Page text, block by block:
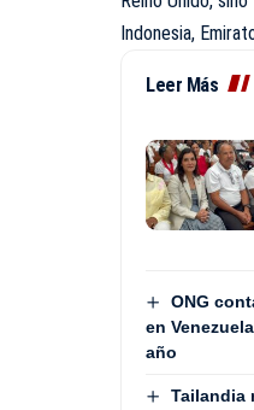
Indonesia,
Leer Más
ONG
en
año
Tailandia